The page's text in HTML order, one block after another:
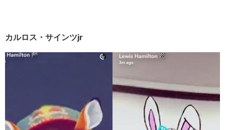
カルロス・サインツjr